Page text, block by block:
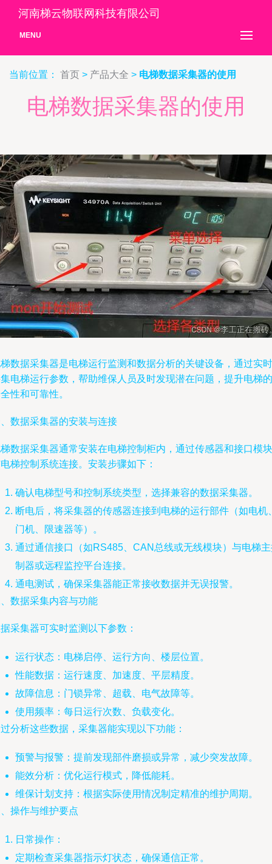
河南梯云物联网科技有限公司
MENU
当前位置： 首页 > 产品大全 > 电梯数据采集器的使用
电梯数据采集器的使用
数据采集器是电梯运行监测和数据分析的关键设备，通过实时
电梯运行参数，帮助维保人员及时发现潜在问题，提升电梯的
性和可靠性。
数据采集器的安装与连接
数据采集器通常安装在电梯控制柜内，通过传感器和接口模块
梯控制系统连接。安装步骤如下：
确认电梯型号和控制系统类型，选择兼容的数据采集器。
断电后，将采集器的传感器连接到电梯的运行部件（如电机
门机、限速器等）。
通过通信接口（如RS485、CAN总线或无线模块）与电梯
制器或远程监控平台连接。
通电测试，确保采集器能正常接收数据并无误报警。
数据采集内容与功能
采集器可实时监测以下参数：
运行状态：电梯启停、运行方向、楼层位置。
性能数据：运行速度、加速度、平层精度。
故障信息：门锁异常、超载、电气故障等。
使用频率：每日运行次数、负载变化。
分析这些数据，采集器能实现以下功能：
预警与报警：提前发现部件磨损或异常，减少突发故障。
能效分析：优化运行模式，降低能耗。
维保计划支持：根据实际使用情况制定精准的维护周期。
操作与维护要点
日常操作：
定期检查采集器指示灯状态，确保通信正常。